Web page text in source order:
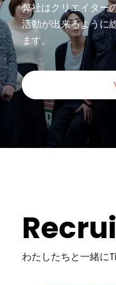
弊社はクリエイター
活動が出来るように
ます。
わたしたちと一緒に